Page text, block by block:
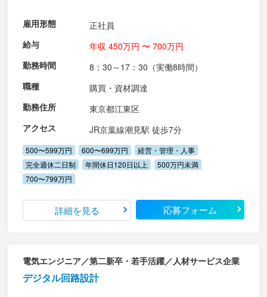
雇用形態
正社員
給与
年収 450万円 〜 700万円
勤務時間
8：30～17：30（実働8時間）
職種
購買・資材調達
勤務住所
東京都江東区
アクセス
JR京葉線潮見駅 徒歩7分
500〜599万円 600〜699万円
経営・管理・人事
完全週休二日制
年間休日120日以上
500万円未満
700〜799万円
詳細を見る 応募フォーム
電気エンジニア／第二新卒・若手活躍／人材サービス企業
デジタル回路設計